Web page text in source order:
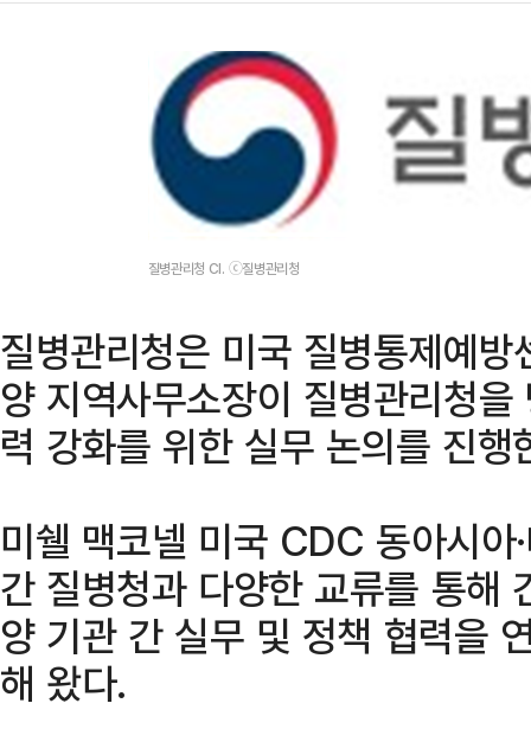
질병관리청 CI. ⓒ질병관리청
질병관리청은 미국 질병통제예
양 지역사무소장이 질병관리청
력 강화를 위한 실무 논의를 진
미쉘 맥코넬 미국 CDC 동아시아
간 질병청과 다양한 교류를 통해
양 기관 간 실무 및 정책 협력을
해 왔다.